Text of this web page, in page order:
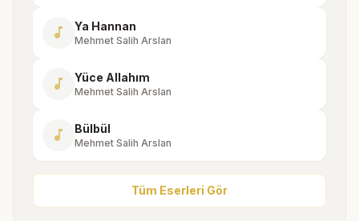
music_note Ya Hannan
Mehmet Salih Arslan
music_note Yüce Allahım
Mehmet Salih Arslan
music_note Bülbül
Mehmet Salih Arslan
Tüm Eserleri Gör